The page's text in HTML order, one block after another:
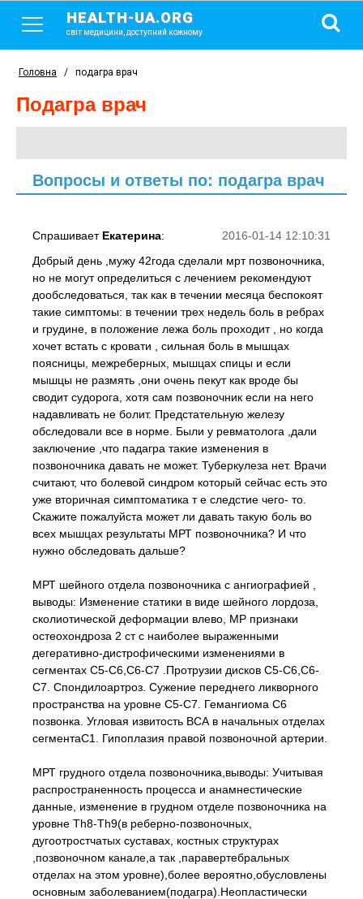
HEALTH-UA.ORG
світ медицини, доступний кожному
Головна / подагра врач
подагра врач
Вопросы и ответы по: подагра врач
2016-01-14 12:10:31
Спрашивает Екатерина:
Добрый день ,мужу 42года сделали мрт позвоночника,
но не могут определиться с лечением рекомендуют
дообследоваться, так как в течении месяца беспокоят
такие симптомы: в течении трех недель боль в ребрах
и грудине, в положение лежа боль проходит , но когда
хочет встать с кровати , сильная боль в мышцах
поясницы, межреберных, мышцах спицы и если
мышцы не размять ,они очень пекут как вроде бы
сводит судорога, хотя сам позвоночник если на него
надавливать не болит. Предстательную железу
обследовали все в норме. Были у ревматолога ,дали
заключение ,что падагра такие изменения в
позвоночника давать не может. Туберкулеза нет. Врачи
считают, что болевой синдром который сейчас есть это
уже вторичная симптоматика т е следстие чего- то.
Скажите пожалуйста может ли давать такую боль во
всех мышцах результаты МРТ позвоночника? И что
нужно обследовать дальше?
МРТ шейного отдела позвоночника с ангиографией ,
выводы: Изменение статики в виде шейного лордоза,
сколиотической деформации влево, МР признаки
остеохондроза 2 ст с наиболее выраженными
дегеративно-дистрофическими изменениями в
сегментах С5-С6,С6-С7 .Протрузии дисков С5-С6,С6-
С7. Спондилоартроз. Сужение переднего ликворного
пространства на уровне С5-С7. Гемангиома С6
позвонка. Угловая извитость ВСА в начальных отделах
сегментаС1. Гипоплазия правой позвоночной артерии.
МРТ грудного отдела позвоночника,выводы: Учитывая
распространенность процесса и анамнестические
данные, изменение в грудном отделе позвоночника на
уровне Th8-Th9(в реберно-позвоночных,
дугоотростчатых суставах, костных структурах
,позвоночном канале,а так ,паравертебральных
отделах на этом уровне),более вероятно,обусловлены
основным заболеванием(подагра).Неопластически